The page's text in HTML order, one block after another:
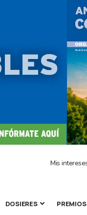
Mis
DOSIERES PREMIOS